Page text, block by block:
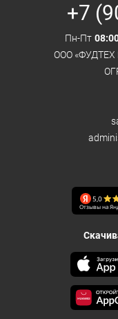
+7
Пн-Пт
ООО
5,0
Отзывы на